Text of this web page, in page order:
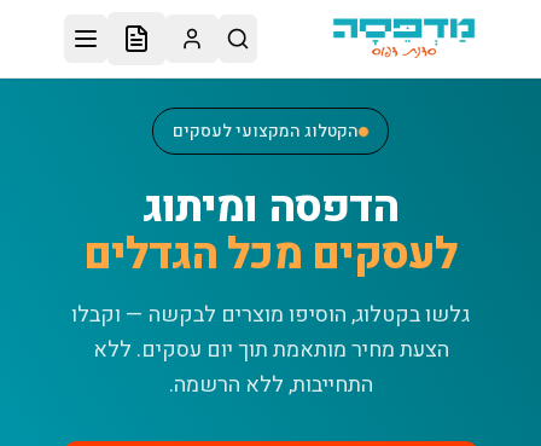
דלג לתוכן הראשי
הקטלוג המקצועי לעסקים
הדפסה ומיתוג
לעסקים מכל הגדלים
גלשו בקטלוג, הוסיפו מוצרים לבקשה — וקבלו
הצעת מחיר מותאמת תוך יום עסקים. ללא
התחייבות, ללא הרשמה.